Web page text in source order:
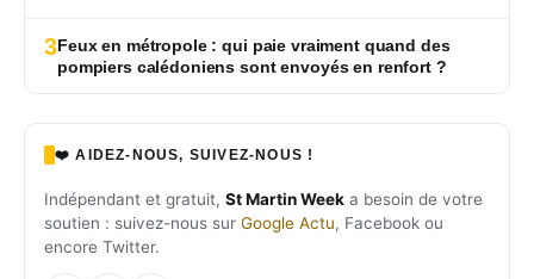
3Feux en métropole : qui paie vraiment quand des
pompiers calédoniens sont envoyés en renfort ?
❤️ AIDEZ-NOUS, SUIVEZ-NOUS !
Indépendant et gratuit, St Martin Week a besoin de votre
soutien : suivez-nous sur Google Actu, Facebook ou
encore Twitter.